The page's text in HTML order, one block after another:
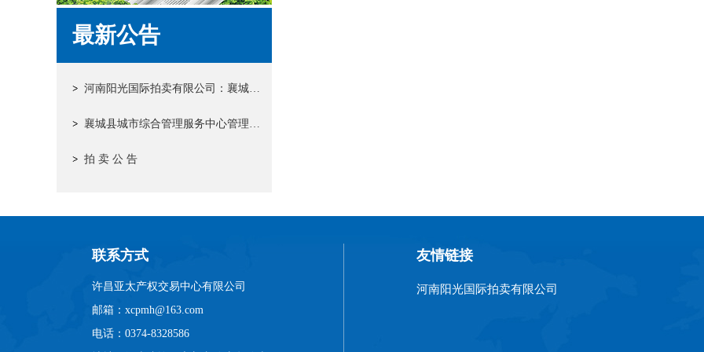
最新公告
河南阳光国际拍卖有限公司：襄城县城市综合管理服务中心管理辖内的城市空间广告位20年运营权拍卖结果公示
襄城县城市综合管理服务中心管理辖内的城市空间广告位20年运营权拍卖公告
拍 卖 公 告
联系方式
许昌亚太产权交易中心有限公司
邮箱：xcpmh@163.com
电话：0374-8328586
友情链接
河南阳光国际拍卖有限公司